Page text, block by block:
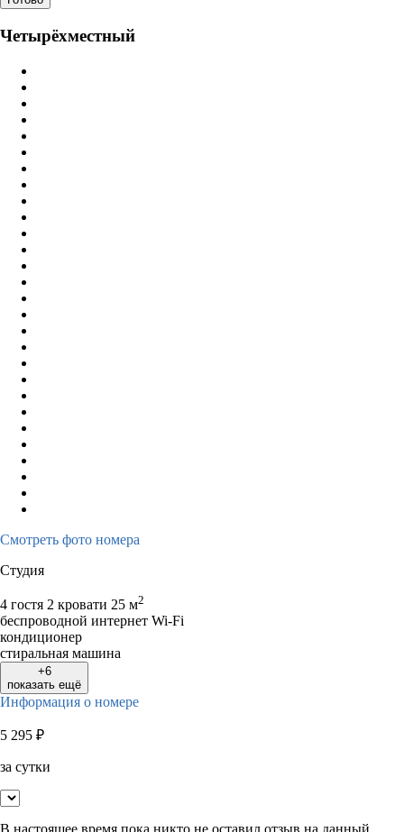
Четырёхместный
Смотреть фото номера
Студия
4 гостя 2 кровати 25 м2
беспроводной интернет Wi-Fi
кондиционер
стиральная машина
+6
показать ещё
Информация о номере
5 295 ₽
за сутки
В настоящее время пока никто не оставил отзыв на данный